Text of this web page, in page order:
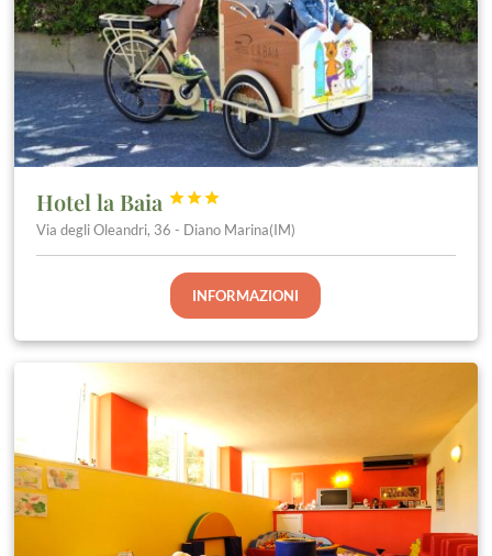
Hotel la Baia 


Via degli Oleandri, 36 - Diano Marina(IM)
INFORMAZIONI